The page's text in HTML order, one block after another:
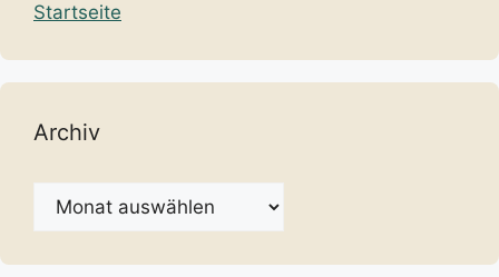
Startseite
Archiv
Archiv